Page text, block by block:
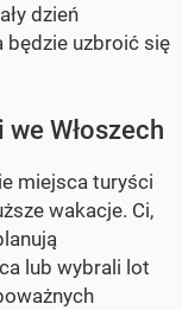
dzień
będzie uzbroić się
Włoszech
miejsca turyści
wakacje. Ci,
lub wybrali lot